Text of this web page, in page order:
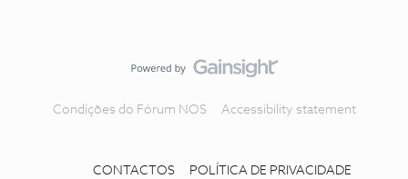
Condições do Fórum NOS Accessibility statement
CONTACTOS POLÍTICA DE PRIVACIDADE